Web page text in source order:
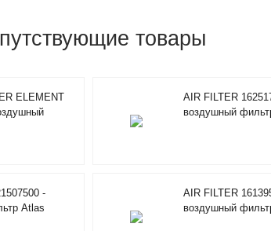
товары
ELEMENT
AIR FILTER
воздушный
-
Atlas
AIR FILTER
воздушный